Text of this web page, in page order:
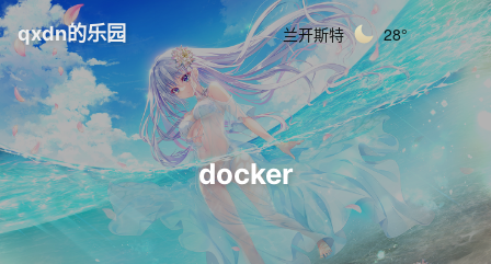
qxdn的乐园 兰开斯特 28°
docker